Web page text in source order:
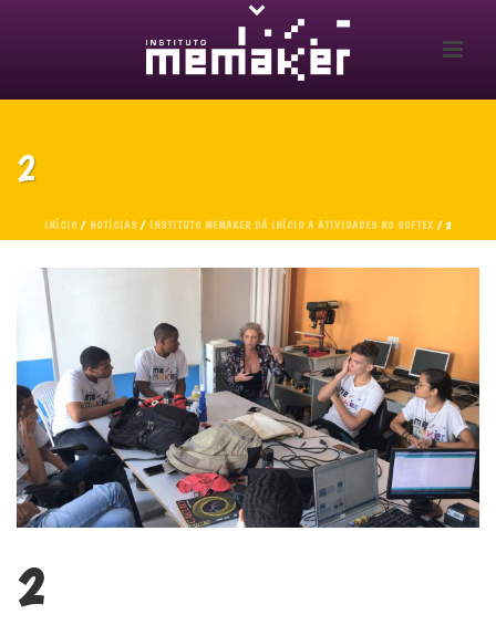
2
INÍCIO/ NOTÍCIAS/ INSTITUTO MEMAKER DÁ INÍCIO A ATIVIDADES NO SOFTEX / 2
2